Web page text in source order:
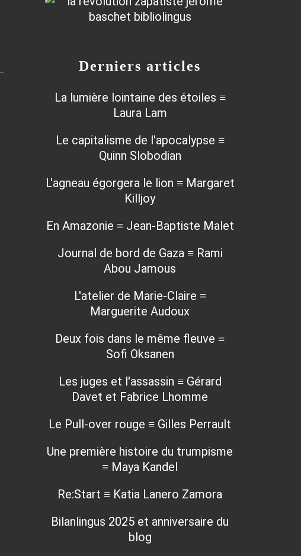
Derniers articles
La lumière lointaine des étoiles ≡
Laura Lam
Le capitalisme de l'apocalypse ≡
Quinn Slobodian
L'agneau égorgera le lion ≡ Margaret
Killjoy
En Amazonie ≡ Jean-Baptiste Malet
Journal de bord de Gaza ≡ Rami
Abou Jamous
L'atelier de Marie-Claire ≡
Marguerite Audoux
Deux fois dans le même fleuve ≡
Sofi Oksanen
Les juges et l'assassin ≡ Gérard
Davet et Fabrice Lhomme
Le Pull-over rouge ≡ Gilles Perrault
Une première histoire du trumpisme
≡ Maya Kandel
Re:Start ≡ Katia Lanero Zamora
Bilanlingus 2025 et anniversaire du
blog